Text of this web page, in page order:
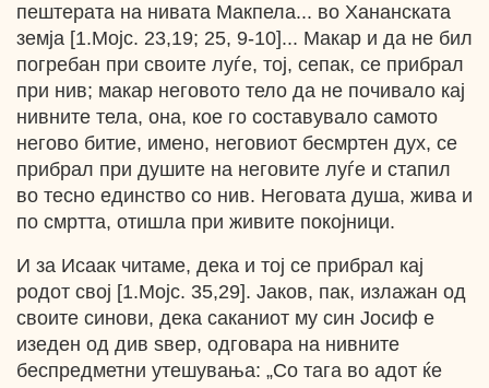
пештерата на нивата Макпела... во Хананската
земја [1.Мојс. 23,19; 25, 9-10]... Макар и да не бил
погребан при своите луѓе, тој, сепак, се прибрал
при нив; макар неговото тело да не почивало кај
нивните тела, она, кое го составувало самото
негово битие, имено, неговиот бесмртен дух, се
прибрал при душите на неговите луѓе и стапил
во тесно единство со нив. Неговата душа, жива и
по смртта, отишла при живите покојници.
И за Исаак читаме, дека и тој се прибрал кај
родот свој [1.Мојс. 35,29]. Јаков, пак, излажан од
своите синови, дека саканиот му син Јосиф е
изеден од див ѕвер, одговара на нивните
беспредметни утешувања: „Со тага во адот ќе